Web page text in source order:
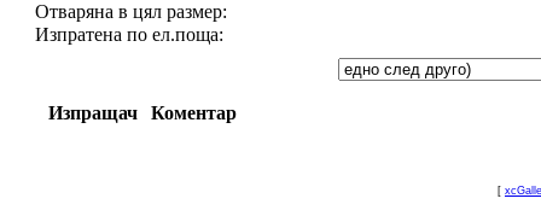
Отваряна в цял размер:
Изпратена по ел.поща:
Изпращач Коментар
[